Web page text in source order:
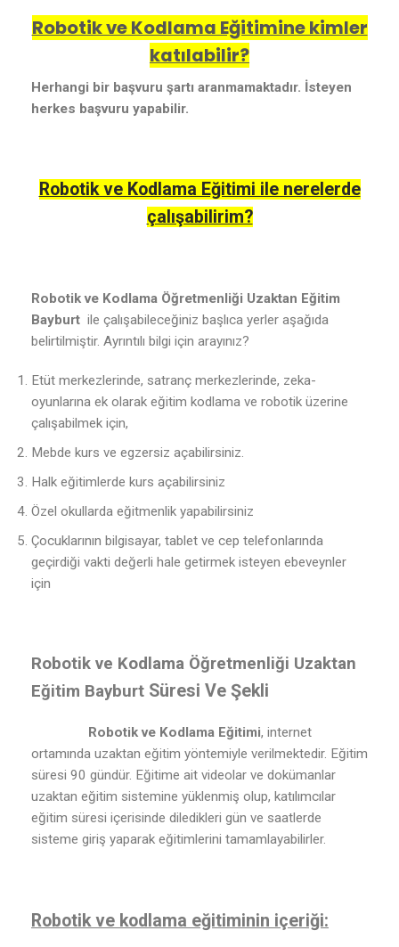
Robotik ve Kodlama Eğitimine kimler
katılabilir?
Herhangi bir başvuru şartı aranmamaktadır. İsteyen
herkes başvuru yapabilir.
Robotik ve Kodlama Eğitimi ile nerelerde
çalışabilirim?
Robotik ve Kodlama Öğretmenliği Uzaktan Eğitim
Bayburt ile çalışabileceğiniz başlıca yerler aşağıda
belirtilmiştir. Ayrıntılı bilgi için arayınız?
Etüt merkezlerinde, satranç merkezlerinde, zeka-
oyunlarına ek olarak eğitim kodlama ve robotik üzerine
çalışabilmek için,
Mebde kurs ve egzersiz açabilirsiniz.
Halk eğitimlerde kurs açabilirsiniz
Özel okullarda eğitmenlik yapabilirsiniz
Çocuklarının bilgisayar, tablet ve cep telefonlarında
geçirdiği vakti değerli hale getirmek isteyen ebeveynler
için
Robotik ve Kodlama Öğretmenliği Uzaktan
Eğitim Bayburt Süresi Ve Şekli
Robotik ve Kodlama Eğitimi, internet
ortamında uzaktan eğitim yöntemiyle verilmektedir. Eğitim
süresi 90 gündür. Eğitime ait videolar ve dokümanlar
uzaktan eğitim sistemine yüklenmiş olup, katılımcılar
eğitim süresi içerisinde diledikleri gün ve saatlerde
sisteme giriş yaparak eğitimlerini tamamlayabilirler.
Robotik ve kodlama eğitiminin içeriği: